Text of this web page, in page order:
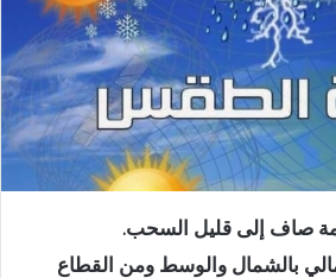
صاف إلى قليل السحب.
بالشمال والوسط ومن القطاع